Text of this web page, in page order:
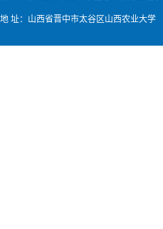
地 址：山西省晋中市太谷区山西农业大学